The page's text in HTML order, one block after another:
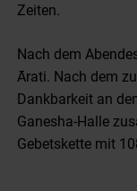
Zeiten.
Nach dem
Ārati. Nach dem
Dankbarkeit an
Ganesha-Halle
Gebetskette mit